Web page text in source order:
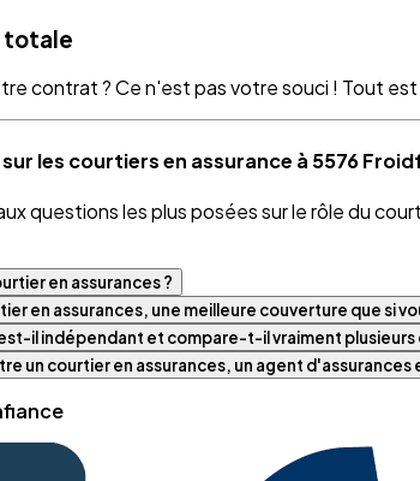
totale
contrat ? Ce n'est pas votre souci ! Tout
les courtiers en assurance à 5576
questions les plus posées sur le rôle du
en assurances ?
en assurances, une meilleure couverture que si
il indépendant et compare-t-il vraiment plusieurs
un courtier en assurances, un agent